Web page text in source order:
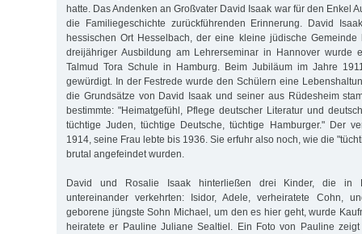
hatte. Das Andenken an Großvater David Isaak war für den Enkel
die Familiegeschichte zurückführenden Erinnerung. David
hessischen Ort Hesselbach, der eine kleine jüdische Gemeinde
dreijähriger Ausbildung am Lehrerseminar in Hannover wurde
Talmud Tora Schule in Hamburg. Beim Jubiläum im Jahre
gewürdigt. In der Festrede wurde den Schülern eine
die Grundsätze von David Isaak und seiner aus Rüdesheim
bestimmte: "Heimatgefühl, Pflege deutscher Literatur und
tüchtige Juden, tüchtige Deutsche, tüchtige Hamburger." Der
1914, seine Frau lebte bis 1936. Sie erfuhr also noch, wie die
brutal angefeindet wurden.
David und Rosalie Isaak hinterließen drei Kinder, die in
untereinander verkehrten: Isidor, Adele, verheiratete Cohn,
geborene jüngste Sohn Michael, um den es hier geht, wurde
heiratete er Pauline Juliane Sealtiel. Ein Foto von Pauline